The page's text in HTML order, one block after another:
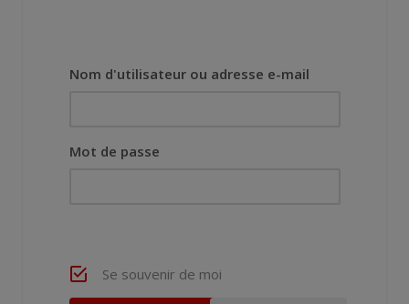
Nom d'utilisateur ou adresse e-mail
Mot de passe
Se souvenir de moi